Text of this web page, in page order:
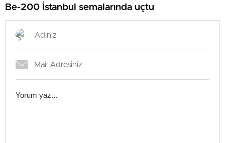
Be-200 İstanbul semalarında uçtu